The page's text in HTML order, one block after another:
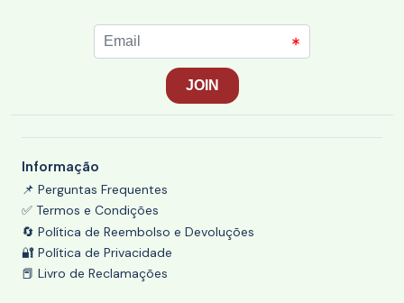
Informação
📌 Perguntas Frequentes
✅ Termos e Condições
🔄 Política de Reembolso e Devoluções
🔐 Política de Privacidade
📕 Livro de Reclamações